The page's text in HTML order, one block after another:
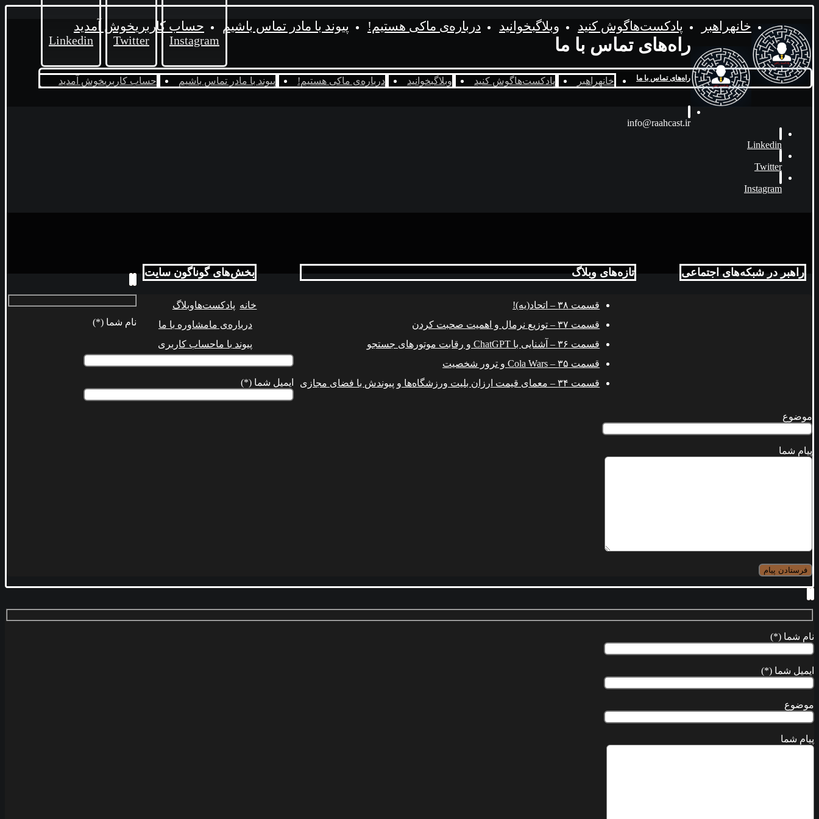
خانهراهبر پادکست‌هاگوش کنید وبلاگبخوانید درباره‌ی ماکی هستیم! پیوند با مادر تماس باشیم حساب کاربریخوش آمدید
Linkedin Twitter Instagram
خانهراهبر پادکست‌هاگوش کنید وبلاگبخوانید درباره‌ی ماکی هستیم! پیوند با مادر تماس باشیم حساب کاربریخوش آمدید
راه‌های تماس با ما
راه‌های تماس با ما
info@raahcast.ir
Linkedin
Twitter
Instagram
راهبر در شبکه‌های اجتماعی تازه‌های وبلاگ
قسمت ۳۸ – اتحاد(یه)!
قسمت ۳۷ – توزیع نرمال و اهمیت صحبت کردن
قسمت ۳۶ – آشنایی با ChatGPT و رقابت موتورهای جستجو
قسمت ۳۵ – Cola Wars و ترور شخصیت
قسمت ۳۴ – معمای قیمت ارزان بلیت ورزشگاه‌ها و پیوندش با فضای مجازی
بخش‌های گوناگون سایت
خانه پادکست‌هاوبلاگ
درباره‌ی مامشاوره با ما
پیوند با ماحساب کاربری
نام شما (*)
ایمیل شما (*)
موضوع
پیام شما
نام شما (*)
ایمیل شما (*)
موضوع
پیام شما